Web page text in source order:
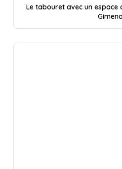
Le tabouret avec un espace
Gimeno